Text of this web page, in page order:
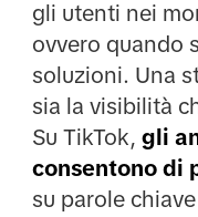
gli utenti nei
ovvero quando
soluzioni. Una
sia la visibilità
Su TikTok, gli
consentono di
su parole